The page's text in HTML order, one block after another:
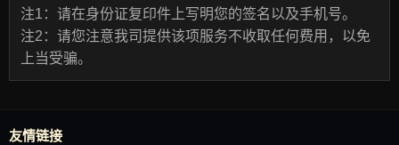
注1：请在身份证复印件上写明您的签名以及手机号。
注2：请您注意我司提供该项服务不收取任何费用，以免
上当受骗。
友情链接